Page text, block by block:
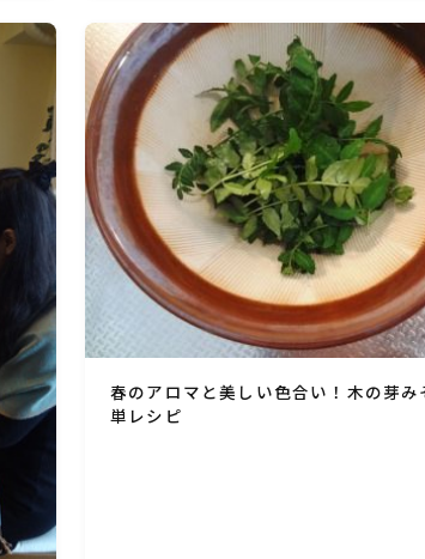
バ・いわし・ホタテ貝柱・
ロウィン・クリスマス・雛
七夕等)
理
保存食・発酵食品
理
グ・たれ・ディップ類
春のアロマと美しい色合い！木の芽み
単レシピ